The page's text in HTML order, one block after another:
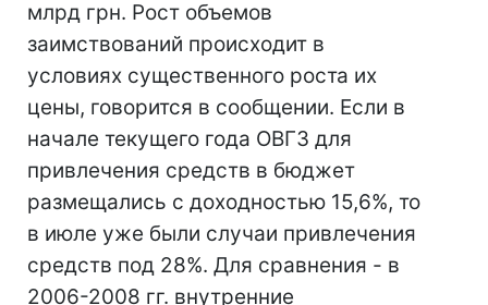
млрд грн. Рост объемов
заимствований происходит в
условиях существенного роста их
цены, говорится в сообщении. Если в
начале текущего года ОВГЗ для
привлечения средств в бюджет
размещались с доходностью 15,6%, то
в июле уже были случаи привлечения
средств под 28%. Для сравнения - в
2006-2008 гг. внутренние